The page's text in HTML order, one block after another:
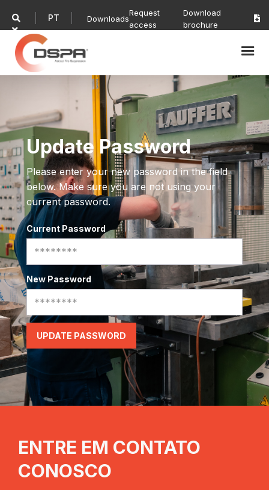


PT Downloads
Request
access
Download
brochure

Update Password
Please enter your new password in the field
below. Make sure you are not using your
current password.
Current Password
New Password
ENTRE EM CONTATO
CONOSCO